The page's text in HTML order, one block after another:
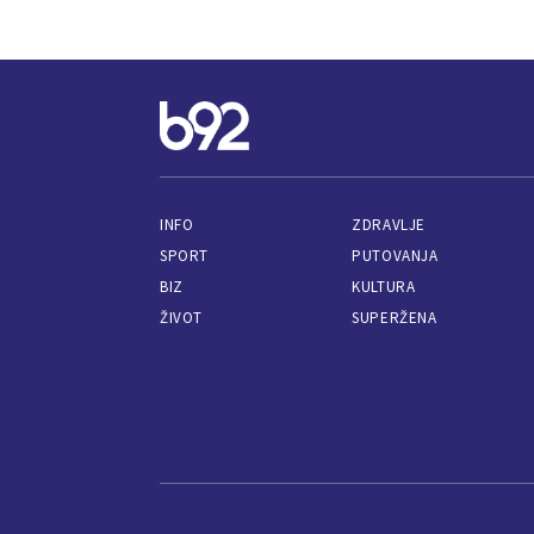
INFO
SPORT
BIZ
ŽIVOT
ZDRAVLJE
PUTOVANJA
KULTURA
SUPERŽENA